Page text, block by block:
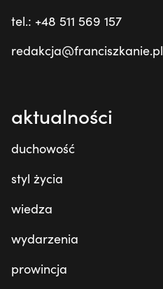
tel.: +48 511 569 157
redakcja@franciszkanie.pl
aktualności
duchowość
styl życia
wiedza
wydarzenia
prowincja